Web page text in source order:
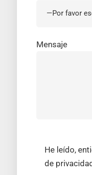
Mensaje
He leído,
de privacidad